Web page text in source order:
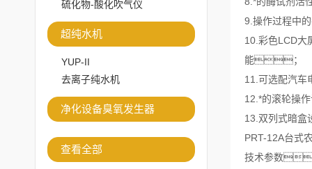
硫化物-酸化吹气仪
超纯水机
YUP-II
去离子纯水机
净化设备臭氧发生器
查看全部
9.操作过程中
10.彩色LCD
能；
11.可选配汽
12.*的滚轮
13.双列式暗
PRT-12A台式
技术参数